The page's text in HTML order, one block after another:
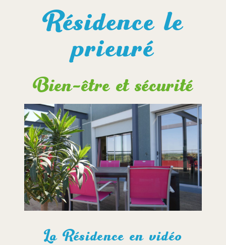
Résidence le
prieuré
Bien-être et sécurité
La Résidence en vidéo